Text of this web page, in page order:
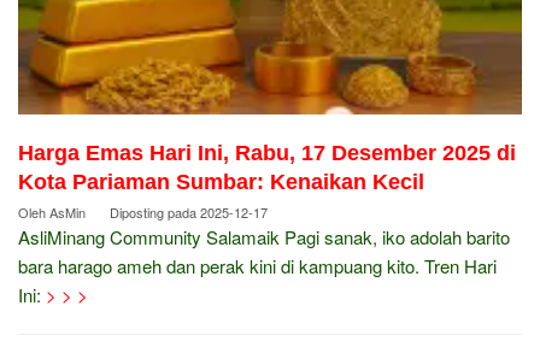
Harga Emas Hari Ini, Rabu, 17 Desember 2025 di
Kota Pariaman Sumbar: Kenaikan Kecil
OlehAsMin Diposting pada2025-12-17
AsliMinang Community Salamaik Pagi sanak, iko adolah barito
bara harago ameh dan perak kini di kampuang kito. Tren Hari
Ini: > > >